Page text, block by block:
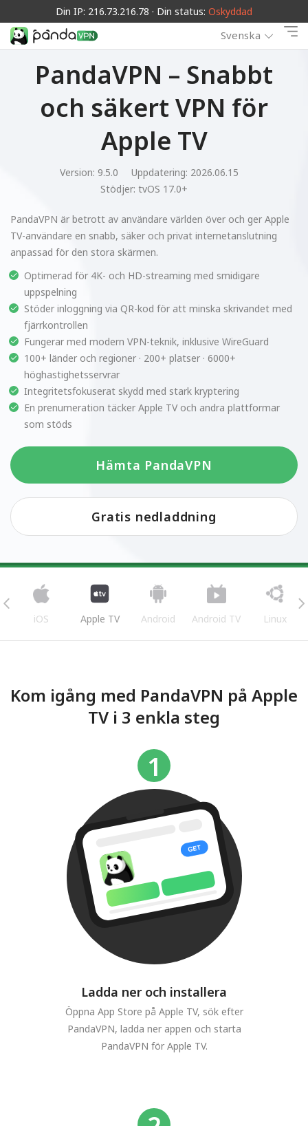
Din IP: 216.73.216.78 · Din status: Oskyddad
Svenska
PandaVPN – Snabbt
och säkert VPN för
Apple TV
Version: 9.5.0
Uppdatering: 2026.06.15
Stödjer: tvOS 17.0+
PandaVPN är betrott av användare världen över och ger Apple
TV-användare en snabb, säker och privat internetanslutning
anpassad för den stora skärmen.
Optimerad för 4K- och HD-streaming med smidigare
uppspelning
Stöder inloggning via QR-kod för att minska skrivandet med
fjärrkontrollen
Fungerar med modern VPN-teknik, inklusive WireGuard
100+ länder och regioner · 200+ platser · 6000+
höghastighetsservrar
Integritetsfokuserat skydd med stark kryptering
En prenumeration täcker Apple TV och andra plattformar
som stöds
Hämta PandaVPN
Gratis nedladdning
iOS Apple TV Android Android TV Linux
Kom igång med PandaVPN på Apple
TV i 3 enkla steg
Ladda ner och installera
Öppna App Store på Apple TV, sök efter
PandaVPN, ladda ner appen och starta
PandaVPN för Apple TV.